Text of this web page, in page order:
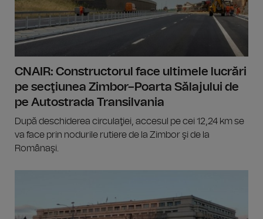
CNAIR: Constructorul face ultimele lucrări
pe secţiunea Zimbor–Poarta Sălajului de
pe Autostrada Transilvania
După deschiderea circulaţiei, accesul pe cei 12,24 km se
va face prin nodurile rutiere de la Zimbor şi de la
Românaşi.